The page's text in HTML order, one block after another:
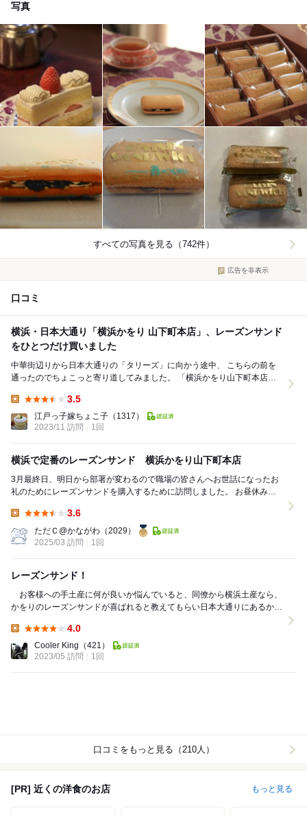
写真
すべての写真を見る（742件）
広告を非表示
口コミ
横浜・日本大通り「横浜かをり 山下町本店」、レーズンサンド
をひとつだけ買いました
中華街辺りから日本大通りの「タリーズ」に向かう途中、 こちらの前を
通ったのでちょこっと寄り道してみました。 「横浜かをり山下町本店」
3.5
江戸っ子嫁ちょこ子 （1317）
2023/11 訪問
1回
横浜で定番のレーズンサンド 横浜かをり山下町本店
3月最終日、明日から部署が変わるので職場の皆さんへお世話になったお
礼のためにレーズンサンドを購入するために訪問しました。 お昼休みで
3.6
ただＣ@かながわ （2029）
2025/03 訪問
1回
レーズンサンド！
お客様への手土産に何が良いか悩んでいると、同僚から横浜土産なら、
かをりのレーズンサンドが喜ばれると教えてもらい日本大通りにあるかを
4.0
Cooler King （421）
2023/05 訪問
1回
口コミをもっと見る（210人）
[PR] 近くの洋食のお店 もっと見る